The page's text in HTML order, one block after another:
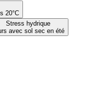
20°C
Stress hydrique
avec sol sec en été